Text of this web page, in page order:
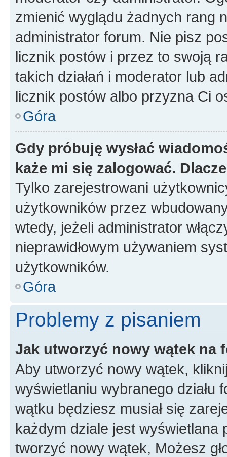
zmienić wyglądu żadnych rang
administrator forum. Nie pisz
licznik postów i przez to swoją
takich działań i moderator lub
licznik postów albo przyzna Ci
Góra
Gdy próbuję wysłać
każe mi się zalogować.
Tylko zarejestrowani
użytkowników przez
wtedy, jeżeli administrator
nieprawidłowym używaniem
użytkowników.
Góra
Problemy z pisaniem
Jak utworzyć nowy wątek na
Aby utworzyć nowy wątek,
wyświetlaniu wybranego działu
wątku będziesz musiał się
każdym dziale jest wyświetlana
tworzyć nowy wątek, Możesz